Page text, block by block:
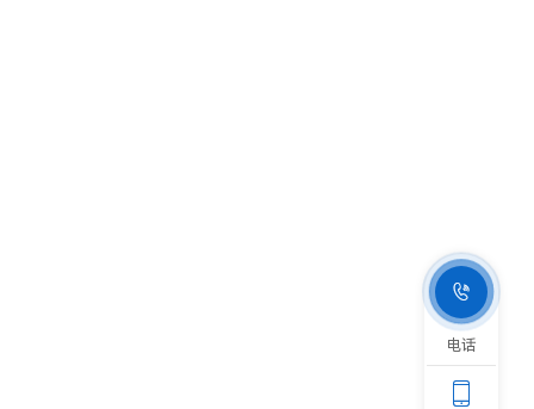

电话
